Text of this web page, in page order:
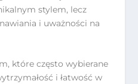
stylem, lecz
i uważności na
które często wybierane
i łatwość w